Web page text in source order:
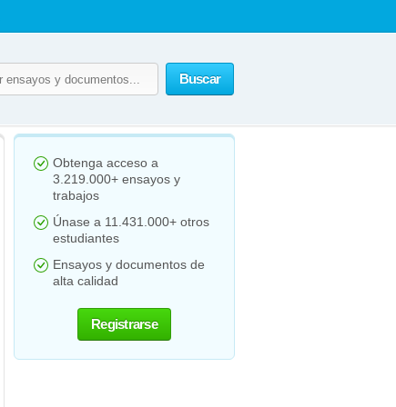
Buscar
Obtenga acceso a
3.219.000+ ensayos y
trabajos
Únase a 11.431.000+ otros
estudiantes
Ensayos y documentos de
alta calidad
Registrarse